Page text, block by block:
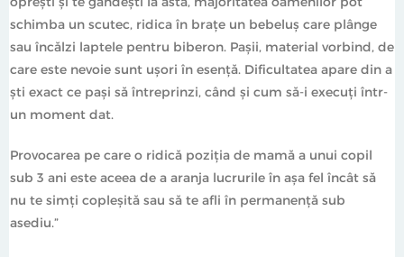
schimba un scutec, ridica în brațe un bebeluș care plânge
sau încălzi laptele pentru biberon. Pașii, material vorbind, de
care este nevoie sunt ușori în esență. Dificultatea apare din a
ști exact ce pași să întreprinzi, când și cum să-i execuți într-
un moment dat.
Provocarea pe care o ridică poziția de mamă a unui copil
sub 3 ani este aceea de a aranja lucrurile în așa fel încât să
nu te simți copleșită sau să te afli în permanență sub
asediu.”